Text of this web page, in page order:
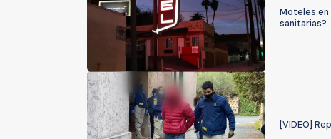
Moteles en
sanitarias?
[VIDEO]